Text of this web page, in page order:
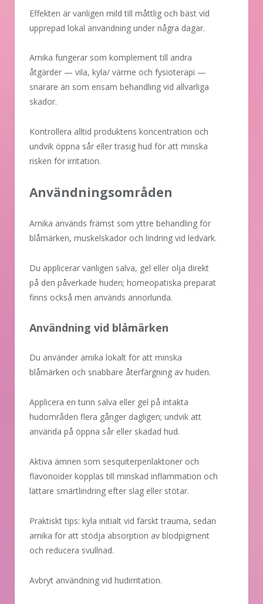
Effekten är vanligen mild till måttlig och bäst vid
upprepad lokal användning under några dagar.
Arnika fungerar som komplement till andra
åtgärder — vila, kyla/ värme och fysioterapi —
snarare än som ensam behandling vid allvarliga
skador.
Kontrollera alltid produktens koncentration och
undvik öppna sår eller trasig hud för att minska
risken för irritation.
Användningsområden
Arnika används främst som yttre behandling för
blåmärken, muskelskador och lindring vid ledvärk.
Du applicerar vanligen salva, gel eller olja direkt
på den påverkade huden; homeopatiska preparat
finns också men används annorlunda.
Användning vid blåmärken
Du använder arnika lokalt för att minska
blåmärken och snabbare återfärgning av huden.
Applicera en tunn salva eller gel på intakta
hudområden flera gånger dagligen; undvik att
använda på öppna sår eller skadad hud.
Aktiva ämnen som sesquiterpenlaktoner och
flavonoider kopplas till minskad inflammation och
lättare smärtlindring efter slag eller stötar.
Praktiskt tips: kyla initialt vid färskt trauma, sedan
arnika för att stödja absorption av blodpigment
och reducera svullnad.
Avbryt användning vid hudirritation.